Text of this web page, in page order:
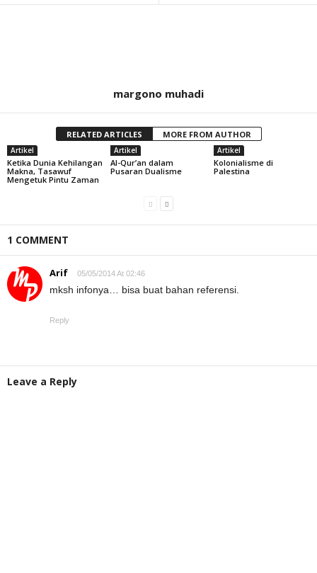
margono muhadi
RELATED ARTICLES MORE FROM AUTHOR
Artikel
Ketika Dunia Kehilangan
Makna, Tasawuf
Mengetuk Pintu Zaman
Artikel
Al-Qur’an dalam
Pusaran Dualisme
Artikel
Kolonialisme di
Palestina
1 COMMENT
Arif 05/05/2014 At 02:46
mksh infonya… bisa buat bahan referensi.
Reply
Leave a Reply